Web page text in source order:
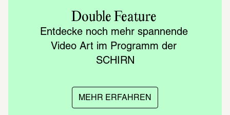
Double Feature
Entdecke noch mehr spannende
Video Art im Programm der
SCHIRN
MEHR ERFAHREN